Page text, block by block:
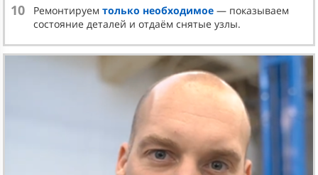
Профессиональный ремонт ЭУР Форд по плечу только
опытным мастерам с предварительной диагностикой
узла современным диагностическим оборудованием.
РЕМОНТ ГУР И ЭУР
Различают текущий и капитальный ремонт ГУР Форд.
автосервис Ford 2Broговорит о
том, что автовладельцам чаще всего необходим
текущий ремонт гидроусилителя руля с прочисткой
узлов и заменой изношенных элементов. Ремни
10 Ремонтируемтолько необходимое — показываем
состояние деталей и отдаём снятые узлы.